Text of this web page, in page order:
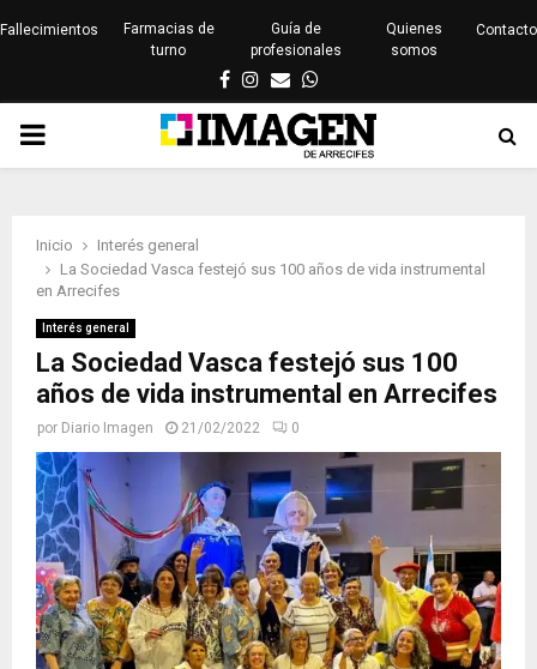
Fallecimientos
Farmacias de
turno
Guía de
profesionales
Quienes
somos
Contacto
Facebook
Instagram
EmailWhatsapp
PRIMARY
Inicio
Interés general
La Sociedad Vasca festejó sus 100 años de vida instrumental
en Arrecifes
Interés general
La Sociedad Vasca festejó sus 100
años de vida instrumental en Arrecifes
por Diario Imagen 21/02/2022 0